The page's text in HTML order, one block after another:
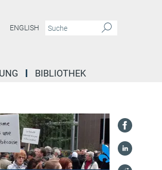
ENGLISH
BIBLIOTHEK